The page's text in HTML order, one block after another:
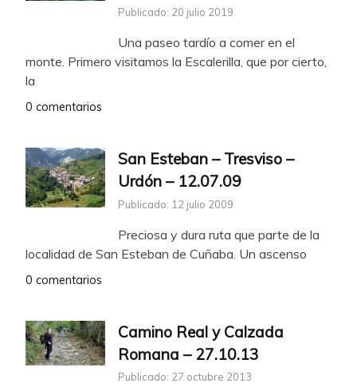
Publicado: 20 julio 2019
Una paseo tardío a comer en el
monte. Primero visitamos la Escalerilla, que por cierto,
la
0 comentarios
San Esteban – Tresviso –
Urdón – 12.07.09
Publicado: 12 julio 2009
Preciosa y dura ruta que parte de la
localidad de San Esteban de Cuñaba. Un ascenso
0 comentarios
Camino Real y Calzada
Romana – 27.10.13
Publicado: 27 octubre 2013